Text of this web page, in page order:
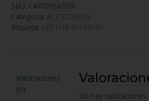
SKU: CARDREADER
Categoría: ACCESORIOS
Etiqueta: LECTOR INTERNO
Valoraciones
(0)
No hay valoraciones